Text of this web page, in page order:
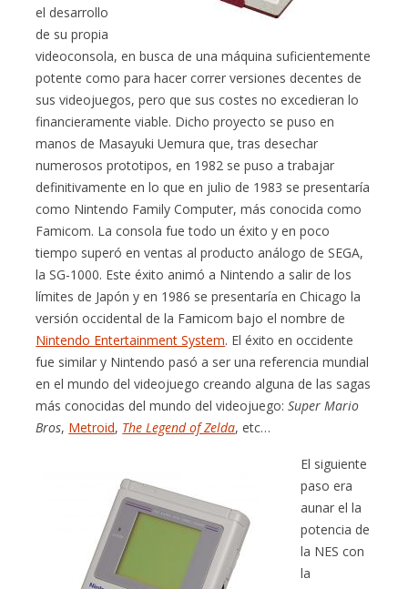
el desarrollo
de su propia
videoconsola, en busca de una máquina suficientemente
potente como para hacer correr versiones decentes de
sus videojuegos, pero que sus costes no excedieran lo
financieramente viable. Dicho proyecto se puso en
manos de Masayuki Uemura que, tras desechar
numerosos prototipos, en 1982 se puso a trabajar
definitivamente en lo que en julio de 1983 se presentaría
como Nintendo Family Computer, más conocida como
Famicom. La consola fue todo un éxito y en poco
tiempo superó en ventas al producto análogo de SEGA,
la SG-1000. Este éxito animó a Nintendo a salir de los
límites de Japón y en 1986 se presentaría en Chicago la
versión occidental de la Famicom bajo el nombre de
Nintendo Entertainment System. El éxito en occidente
fue similar y Nintendo pasó a ser una referencia mundial
en el mundo del videojuego creando alguna de las sagas
más conocidas del mundo del videojuego:Super Mario
Bros, Metroid, The Legend of Zelda, etc…
El siguiente
paso era
aunar el la
potencia de
la NES con
la